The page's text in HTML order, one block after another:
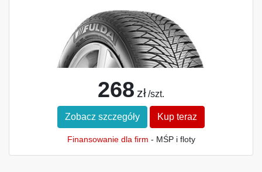
268 zł /szt.
Zobacz szczegóły Kup teraz
Finansowanie dla firm - MŚP i floty